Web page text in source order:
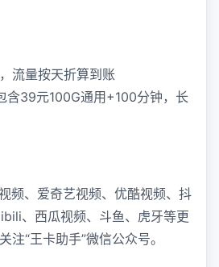
流量按天折算到账
含39元100G通用+100分钟，长
频、爱奇艺视频、优酷视频、抖
、西瓜视频、斗鱼、虎牙等更
注“王卡助手”微信公众号。